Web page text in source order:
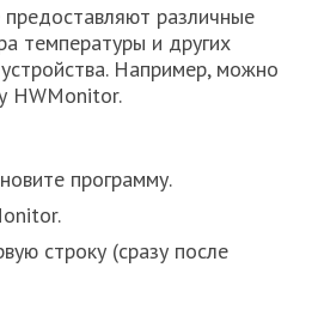
различные
температуры и других
Например, можно
HWMonitor.
программу.
строку (сразу после